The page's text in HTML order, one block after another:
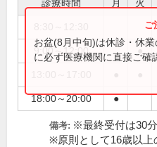
診療時間 月 火
9:00～12:00 ●
18:00～20:00 ●
お盆(8月中旬)は休診・休
に必ず医療機関に直接ご確
備考: ※最終受付は30
※原則として16歳以上